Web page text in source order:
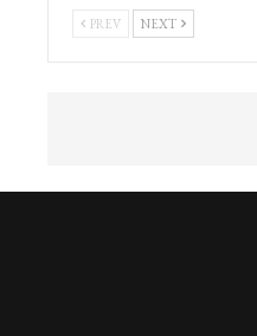
PREV NEXT